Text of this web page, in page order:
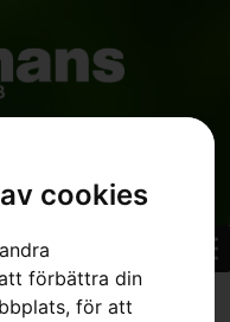
cookies
förbättra din
för att